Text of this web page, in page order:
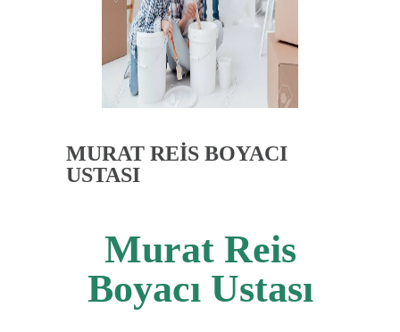
MURAT REİS BOYACI
USTASI
Murat Reis
Boyacı Ustası